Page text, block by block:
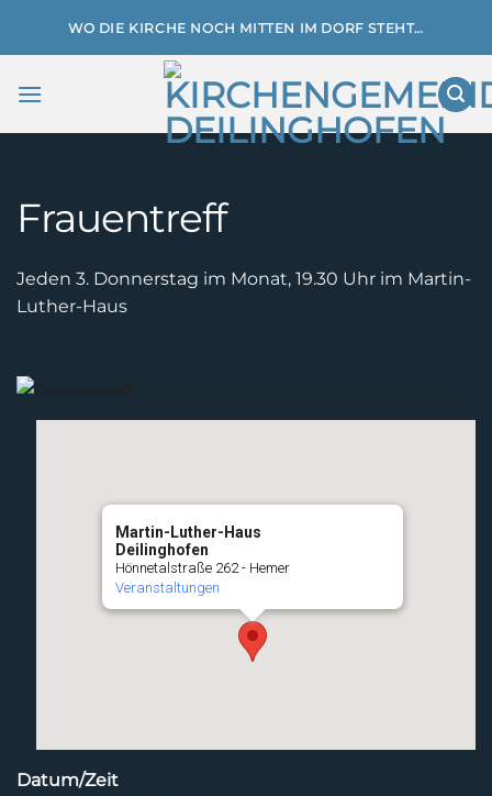
WO DIE KIRCHE NOCH MITTEN IM DORF STEHT…
Frauentreff
Jeden 3. Donnerstag im Monat, 19.30 Uhr im Martin-
Luther-Haus
Martin-Luther-Haus
Deilinghofen
Hönnetalstraße 262 - Hemer
Veranstaltungen
Datum/Zeit